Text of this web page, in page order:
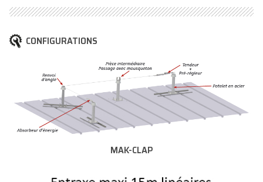
CONFIGURATIONS
MAK-CLAP